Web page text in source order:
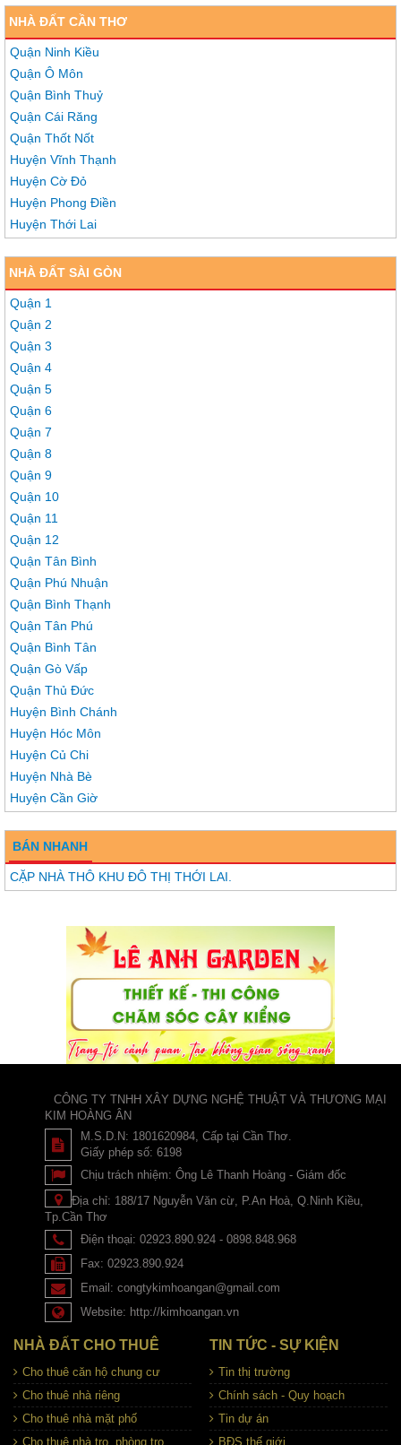
NHÀ ĐẤT CẦN THƠ
Quận Ninh Kiều
Quận Ô Môn
Quận Bình Thuỷ
Quận Cái Răng
Quận Thốt Nốt
Huyện Vĩnh Thạnh
Huyện Cờ Đỏ
Huyện Phong Điền
Huyện Thới Lai
NHÀ ĐẤT SÀI GÒN
Quận 1
Quận 2
Quận 3
Quận 4
Quận 5
Quận 6
Quận 7
Quận 8
Quận 9
Quận 10
Quận 11
Quận 12
Quận Tân Bình
Quận Phú Nhuận
Quận Bình Thạnh
Quận Tân Phú
Quận Bình Tân
Quận Gò Vấp
Quận Thủ Đức
Huyện Bình Chánh
Huyện Hóc Môn
Huyện Củ Chi
Huyện Nhà Bè
Huyện Cần Giờ
BÁN NHANH
CẶP NHÀ THÔ KHU ĐÔ THỊ THỚI LAI.
CÔNG TY TNHH XÂY DỰNG NGHỆ THUẬT VÀ THƯƠNG MẠI
KIM HOÀNG ÂN
M.S.D.N: 1801620984, Cấp tại Cần Thơ.
Giấy phép số: 6198
Chịu trách nhiệm: Ông Lê Thanh Hoàng - Giám đốc
Địa chỉ: 188/17 Nguyễn Văn cừ, P.An Hoà, Q.Ninh Kiều,
Tp.Cần Thơ
Điện thoại: 02923.890.924 - 0898.848.968
Fax: 02923.890.924
Email: congtykimhoangan@gmail.com
Website: http://kimhoangan.vn
NHÀ ĐẤT CHO THUÊ
Cho thuê căn hộ chung cư
Cho thuê nhà riêng
Cho thuê nhà mặt phố
Cho thuê nhà trọ, phòng trọ
TIN TỨC - SỰ KIỆN
Tin thị trường
Chính sách - Quy hoạch
Tin dự án
BĐS thế giới